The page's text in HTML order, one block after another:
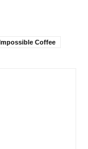
Coffee